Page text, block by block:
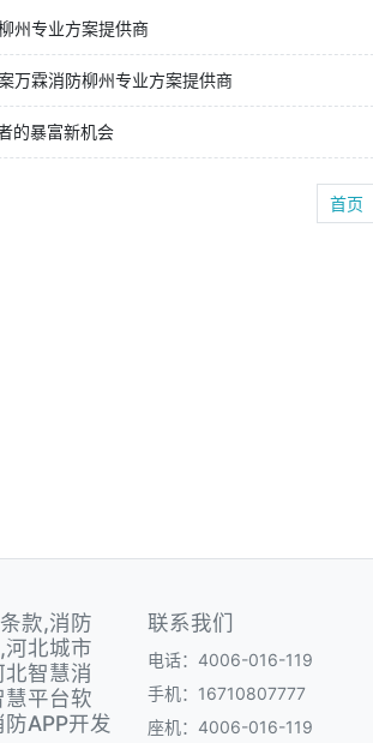
州专业方案提供商
万霖消防柳州专业方案提供商
的暴富新机会
首页
款,消防
北城市
智慧消
平台软
APP开发
联系我们
电话：4006-016-119
手机：16710807777
座机：4006-016-119